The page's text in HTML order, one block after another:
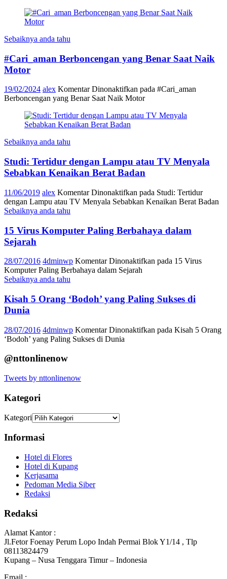
Sebaiknya anda tahu
#Cari_aman Berboncengan yang Benar Saat Naik
Motor
19/02/2024 alex Komentar Dinonaktifkan pada #Cari_aman
Berboncengan yang Benar Saat Naik Motor
Sebaiknya anda tahu
Studi: Tertidur dengan Lampu atau TV Menyala
Sebabkan Kenaikan Berat Badan
11/06/2019 alex Komentar Dinonaktifkan pada Studi: Tertidur
dengan Lampu atau TV Menyala Sebabkan Kenaikan Berat Badan
Sebaiknya anda tahu
15 Virus Komputer Paling Berbahaya dalam
Sejarah
28/07/2016 4dminwp Komentar Dinonaktifkan pada 15 Virus
Komputer Paling Berbahaya dalam Sejarah
Sebaiknya anda tahu
Kisah 5 Orang ‘Bodoh’ yang Paling Sukses di
Dunia
28/07/2016 4dminwp Komentar Dinonaktifkan pada Kisah 5 Orang
‘Bodoh’ yang Paling Sukses di Dunia
@nttonlinenow
Tweets by nttonlinenow
Kategori
Kategori
Informasi
Hotel di Flores
Hotel di Kupang
Kerjasama
Pedoman Media Siber
Redaksi
Redaksi
Alamat Kantor :
Jl.Fetor Foenay Perum Lopo Indah Permai Blok Y1/14 , Tlp
08113824479
Kupang – Nusa Tenggara Timur – Indonesia